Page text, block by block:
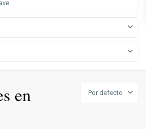
Por defecto
en